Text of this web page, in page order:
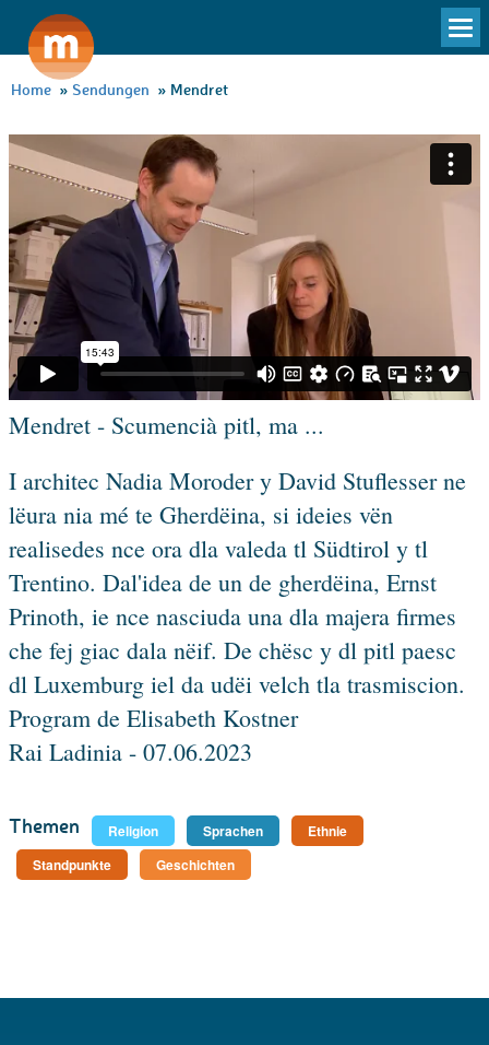
Home » Sendungen » Mendret
Mendret - Scumencià pitl, ma ...
I architec Nadia Moroder y David Stuflesser ne
lëura nia mé te Gherdëina, si ideies vën
realisedes nce ora dla valeda tl Südtirol y tl
Trentino. Dal'idea de un de gherdëina, Ernst
Prinoth, ie nce nasciuda una dla majera firmes
che fej giac dala nëif. De chësc y dl pitl paesc
dl Luxemburg iel da udëi velch tla trasmiscion.
Program de Elisabeth Kostner
Rai Ladinia - 07.06.2023
Themen Religion Sprachen
Ethnie
Standpunkte
Geschichten